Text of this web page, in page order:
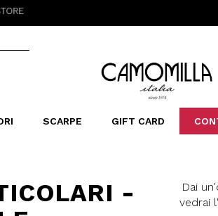
Camomilla Italia®
SCARPE GIFT CARD
-
Dai
vedrai